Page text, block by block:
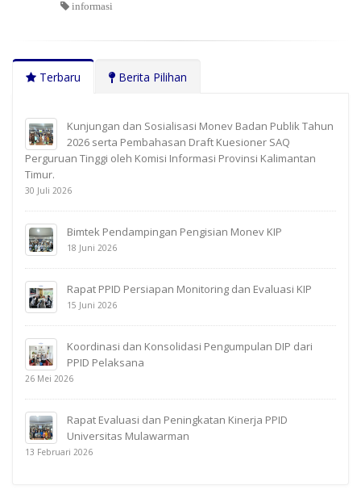
informasi
Terbaru Berita Pilihan
Kunjungan dan Sosialisasi Monev Badan Publik Tahun
2026 serta Pembahasan Draft Kuesioner SAQ
Perguruan Tinggi oleh Komisi Informasi Provinsi Kalimantan
Timur.
30 Juli 2026
Bimtek Pendampingan Pengisian Monev KIP
18 Juni 2026
Rapat PPID Persiapan Monitoring dan Evaluasi KIP
15 Juni 2026
Koordinasi dan Konsolidasi Pengumpulan DIP dari
PPID Pelaksana
26 Mei 2026
Rapat Evaluasi dan Peningkatan Kinerja PPID
Universitas Mulawarman
13 Februari 2026